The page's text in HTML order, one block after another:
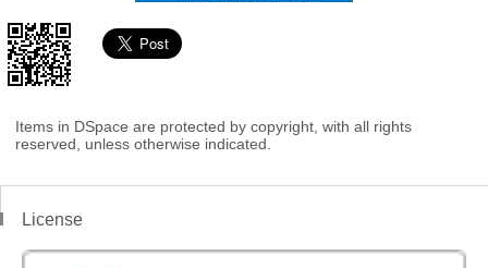
Items in DSpace are protected by copyright, with all rights
reserved, unless otherwise indicated.
License